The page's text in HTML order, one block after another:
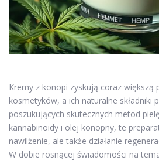
Kremy z konopi zyskują coraz większą
kosmetyków, a ich naturalne składniki
poszukujących skutecznych metod
kannabinoidy i olej konopny, te
nawilżenie, ale także działanie
W dobie rosnącej świadomości na